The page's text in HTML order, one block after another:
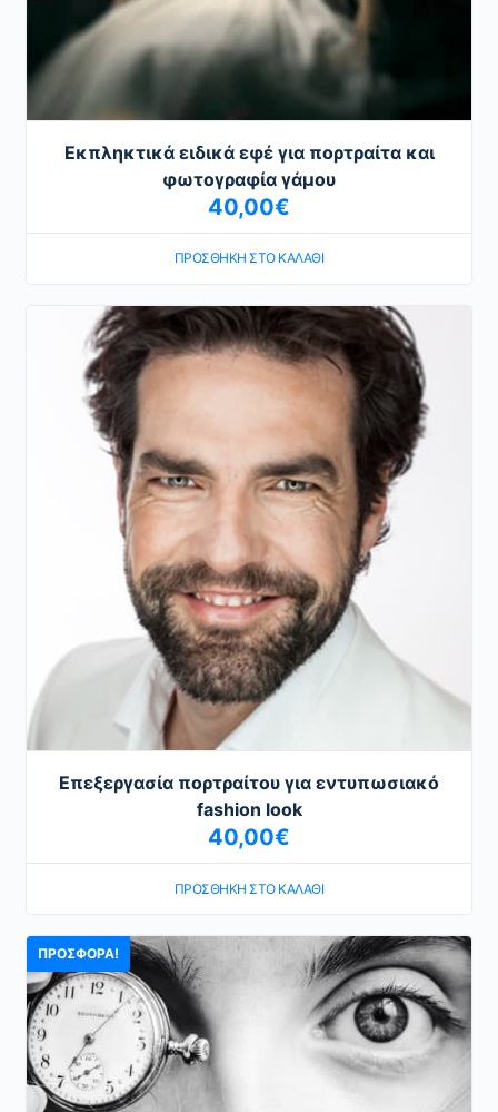
Εκπληκτικά ειδικά εφέ για πορτραίτα και
φωτογραφία γάμου
40,00€
ΠΡΟΣΘΉΚΗ ΣΤΟ ΚΑΛΆΘΙ
Επεξεργασία πορτραίτου για εντυπωσιακό
fashion look
40,00€
ΠΡΟΣΘΉΚΗ ΣΤΟ ΚΑΛΆΘΙ
ΠΡΟΣΦΟΡΆ!